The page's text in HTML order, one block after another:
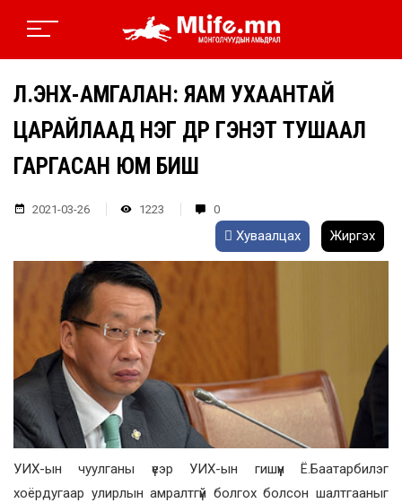
Л.ЭНХ-АМГАЛАН: ЯАМ УХААНТАЙ
ЦАРАЙЛААД НЭГ ӨДӨР ГЭНЭТ ТУШААЛ
ГАРГАСАН ЮМ БИШ
2021-03-26 1223 0
Хуваалцах Жиргэх
УИХ-ын чуулганы үеэр УИХ-ын гишүүн Ё.Баатарбилэг
хоёрдугаар улирлын амралтгүй болгох болсон шалтгааныг